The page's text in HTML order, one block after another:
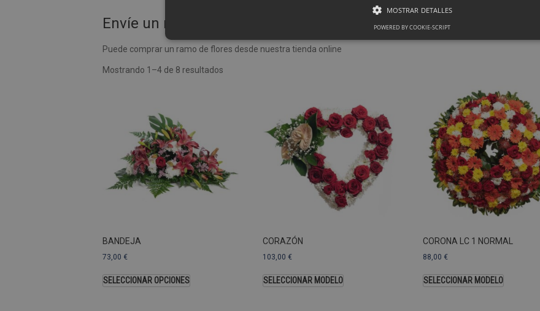
Envíe un ramo de flores
Puede comprar un ramo de flores desde nuestra tienda online
Mostrando 1–4 de 8 resultados
BANDEJA
73,00 €
SELECCIONAR OPCIONES
CORAZÓN
103,00 €
SELECCIONAR MODELO
CORONA LC 1 NORMAL
88,00 €
SELECCIONAR MODELO
MOSTRAR DETALLES
Las cookies de rendimiento se utilizan para ver cómo los visitantes usan el sitio web, por ejemplo. cookies
Vencimiento
.pompasfunebrestenerife.com 2 años
Este nombre de cookie está asociado con Google
una actualización significativa del servicio de
Esta cookie se utiliza para distinguir usuarios
generado aleatoriamente como identificador de
solicitud de página de un sitio y se utiliza para
sesiones y campañas para los informes de
predeterminada, caduca después de 2 años,
web pueden personalizarlo.
.pompasfunebrestenerife.com 2 años
POWERED BY COOKIE-SCRIPT